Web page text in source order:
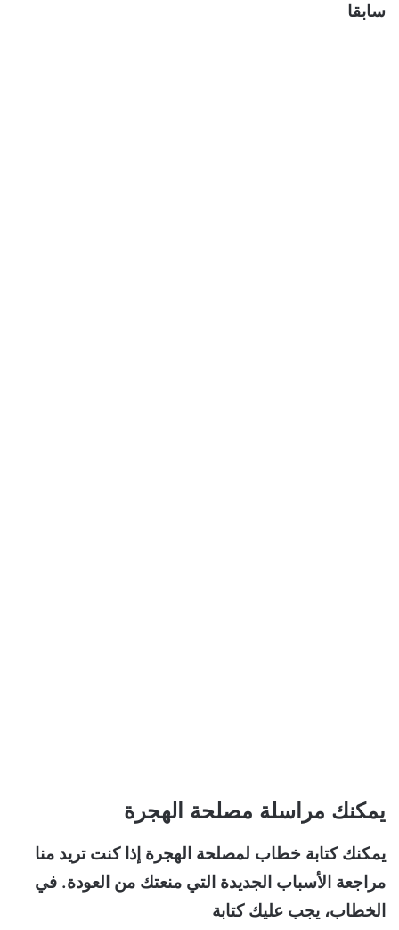
سابقا
يمكنك مراسلة مصلحة الهجرة
يمكنك كتابة خطاب لمصلحة الهجرة إذا كنت تريد منا
مراجعة الأسباب الجديدة التي منعتك من العودة. في
الخطاب، يجب عليك كتابة